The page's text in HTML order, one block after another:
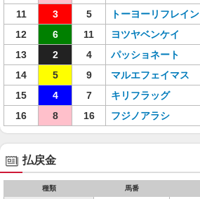
11
3 5 トーヨーリフレイン
12
6 11 ヨツヤベンケイ
13
2 4 パッショネート
14
5 9 マルエフェイマス
15
4 7 キリフラッグ
16
8 16 フジノアラシ
払戻金
種類 馬番